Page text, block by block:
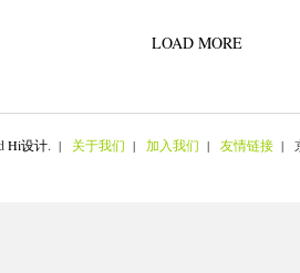
LOAD MORE
Hi设计. | 关于我们 | 加入我们 | 友情链接 |